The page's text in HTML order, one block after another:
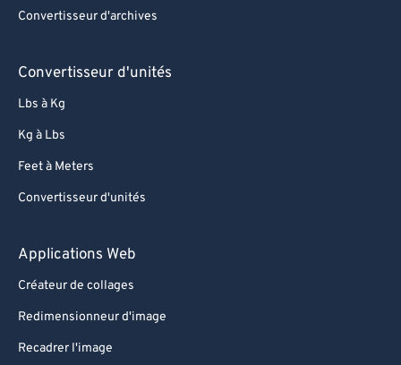
Convertisseur d'archives
Convertisseur d'unités
Lbs à Kg
Kg à Lbs
Feet à Meters
Convertisseur d'unités
Applications Web
Créateur de collages
Redimensionneur d'image
Recadrer l'image